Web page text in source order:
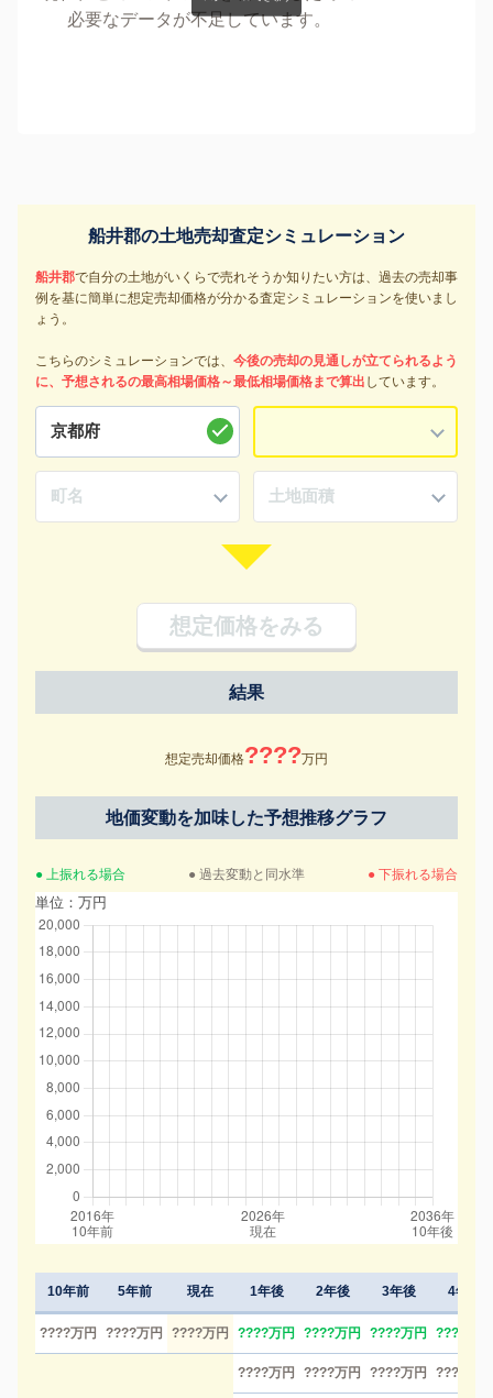
必要なデータが不足しています。
船井郡の土地売却査定シミュレーション
船井郡で自分の土地がいくらで売れそうか知りたい方は、過去の売却事
例を基に簡単に想定売却価格が分かる査定シミュレーションを使いまし
ょう。
こちらのシミュレーションでは、 今後の売却の見通しが立てられるよう
に、予想されるの最高相場価格～最低相場価格まで算出 しています。
想定価格をみる
結果
想定売却価格????万円
地価変動を加味した予想推移グラフ
● 上振れる場合 ● 過去変動と同水準 ● 下振れる場合
単位：万円
10年前 5年前 現在
????万円 ????万円 ????万円
1年後 2年後 3年後 4年後
????万円 ????万円 ????万円 ????万円
????万円 ????万円 ????万円 ????万円